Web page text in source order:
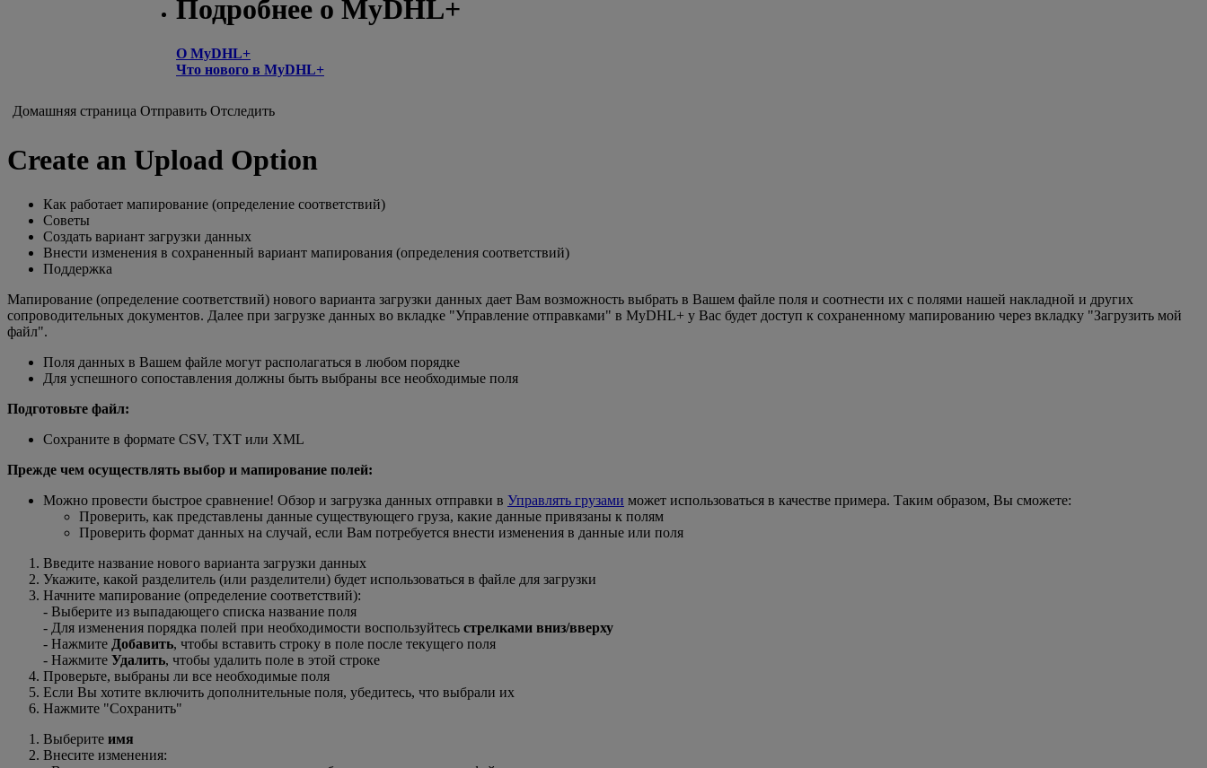
Подробнее о MyDHL+
О MyDHL+
Что нового в MyDHL+
Домашняя страница Отправить Отследить
Create an Upload Option
Как работает мапирование (определение соответствий)
Советы
Создать вариант загрузки данных
Внести изменения в сохраненный вариант мапирования (определения соответствий)
Поддержка
Мапирование (определение соответствий) нового варианта загрузки данных дает Вам возможность выбрать в Вашем файле поля и соотнести их с полями нашей накладной и других
сопроводительных документов. Далее при загрузке данных во вкладке "Управление отправками" в MyDHL+ у Вас будет доступ к сохраненному мапированию через вкладку "Загрузить мой
файл".
Поля данных в Вашем файле могут располагаться в любом порядке
Для успешного сопоставления должны быть выбраны все необходимые поля
Подготовьте файл:
Сохраните в формате CSV, TXT или XML
Прежде чем осуществлять выбор и мапирование полей:
Можно провести быстрое сравнение! Обзор и загрузка данных отправки в Управлять грузами может использоваться в качестве примера. Таким образом, Вы сможете:
Проверить, как представлены данные существующего груза, какие данные привязаны к полям
Проверить формат данных на случай, если Вам потребуется внести изменения в данные или поля
Введите название нового варианта загрузки данных
Укажите, какой разделитель (или разделители) будет использоваться в файле для загрузки
Начните мапирование (определение соответствий):
- Выберите из выпадающего списка название поля
- Для изменения порядка полей при необходимости воспользуйтесь стрелками вниз/вверху
- Нажмите Добавить, чтобы вставить строку в поле после текущего поля
- Нажмите Удалить, чтобы удалить поле в этой строке
Проверьте, выбраны ли все необходимые поля
Если Вы хотите включить дополнительные поля, убедитесь, что выбрали их
Нажмите "Сохранить"
Выберите имя
Внесите изменения: